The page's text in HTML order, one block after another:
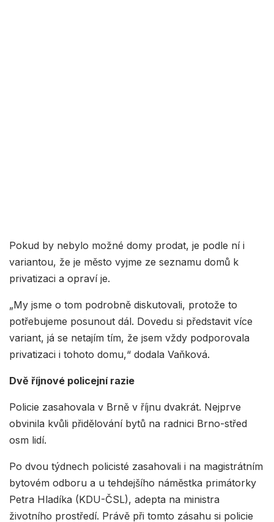
Pokud by nebylo možné domy prodat, je podle ní i
variantou, že je město vyjme ze seznamu domů k
privatizaci a opraví je.
„My jsme o tom podrobně diskutovali, protože to
potřebujeme posunout dál. Dovedu si představit více
variant, já se netajím tím, že jsem vždy podporovala
privatizaci i tohoto domu,“ dodala Vaňková.
Dvě říjnové policejní razie
Policie zasahovala v Brně v říjnu dvakrát. Nejprve
obvinila kvůli přidělování bytů na radnici Brno-střed
osm lidí.
Po dvou týdnech policisté zasahovali i na magistrátním
bytovém odboru a u tehdejšího náměstka primátorky
Petra Hladíka (KDU-ČSL), adepta na ministra
životního prostředí. Právě při tomto zásahu si policie